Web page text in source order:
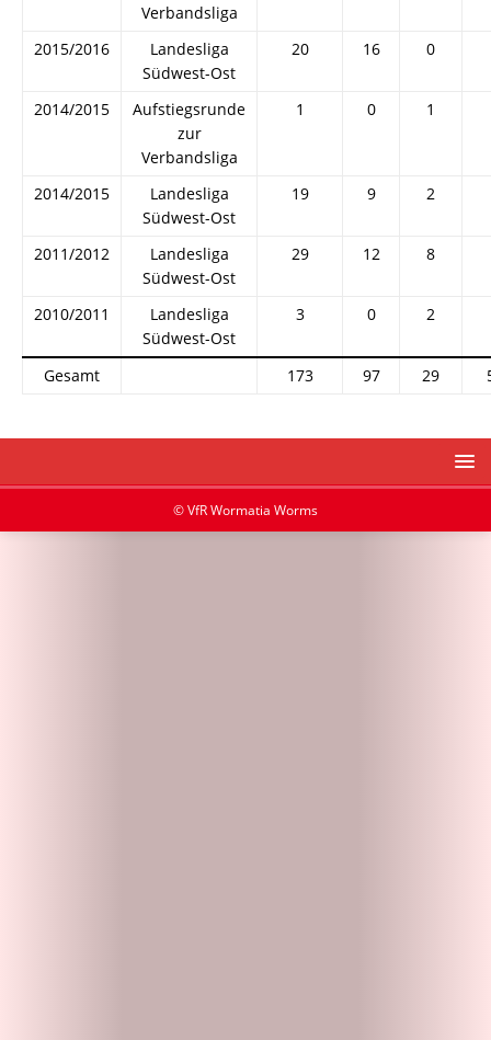
Verbandsliga
2015/2016
Landesliga
Südwest-Ost
20 16 0
2014/2015
Aufstiegsrunde
zur
Verbandsliga
1 0 1
2014/2015
Landesliga
Südwest-Ost
19 9 2
2011/2012
Landesliga
Südwest-Ost
29 12 8
2010/2011
Landesliga
Südwest-Ost
3 0 2
Gesamt 173 97 29
© VfR Wormatia Worms